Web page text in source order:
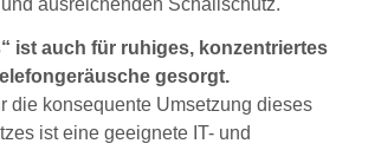
ausreichenden Schallschutz.
ist auch für ruhiges, konzentriertes
gesorgt.
die konsequente Umsetzung dieses
ist eine geeignete IT- und